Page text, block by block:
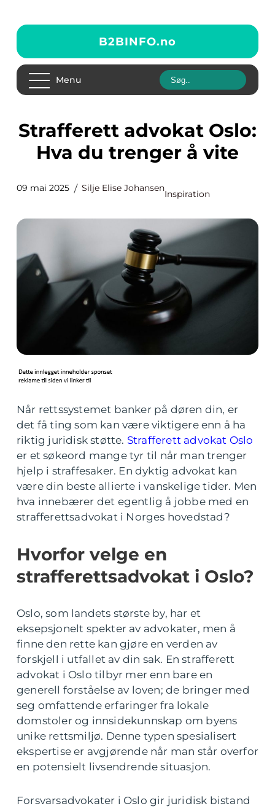
B2BINFO.no
Menu
Strafferett advokat Oslo:
Hva du trenger å vite
09 mai 2025 Silje Elise Johansen
Inspiration
Når rettssystemet banker på døren din, er
det få ting som kan være viktigere enn å ha
riktig juridisk støtte. Strafferett advokat Oslo
er et søkeord mange tyr til når man trenger
hjelp i straffesaker. En dyktig advokat kan
være din beste allierte i vanskelige tider. Men
hva innebærer det egentlig å jobbe med en
strafferettsadvokat i Norges hovedstad?
Hvorfor velge en
strafferettsadvokat i Oslo?
Oslo, som landets største by, har et
eksepsjonelt spekter av advokater, men å
finne den rette kan gjøre en verden av
forskjell i utfallet av din sak. En strafferett
advokat i Oslo tilbyr mer enn bare en
generell forståelse av loven; de bringer med
seg omfattende erfaringer fra lokale
domstoler og innsidekunnskap om byens
unike rettsmiljø. Denne typen spesialisert
ekspertise er avgjørende når man står overfor
en potensielt livsendrende situasjon.
Forsvarsadvokater i Oslo gir juridisk bistand